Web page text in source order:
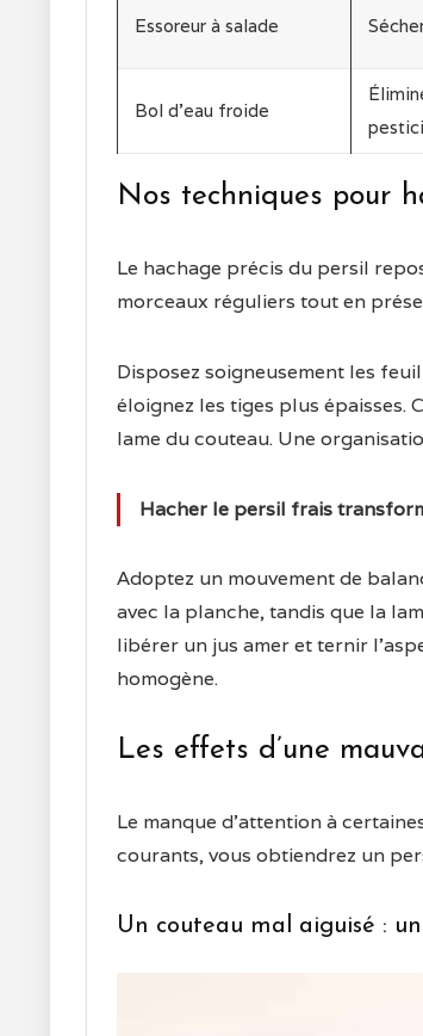
Essoreur à salade
Bol d’eau froide
Nos techniques pour
Le hachage précis du persil
morceaux réguliers tout en
Disposez soigneusement les
éloignez les tiges plus épaisses.
lame du couteau. Une
Hacher le persil frais
Adoptez un mouvement de
avec la planche, tandis que la
libérer un jus amer et ternir
homogène.
Les effets d’une
Le manque d’attention à
courants, vous obtiendrez un
Un couteau mal aiguisé :